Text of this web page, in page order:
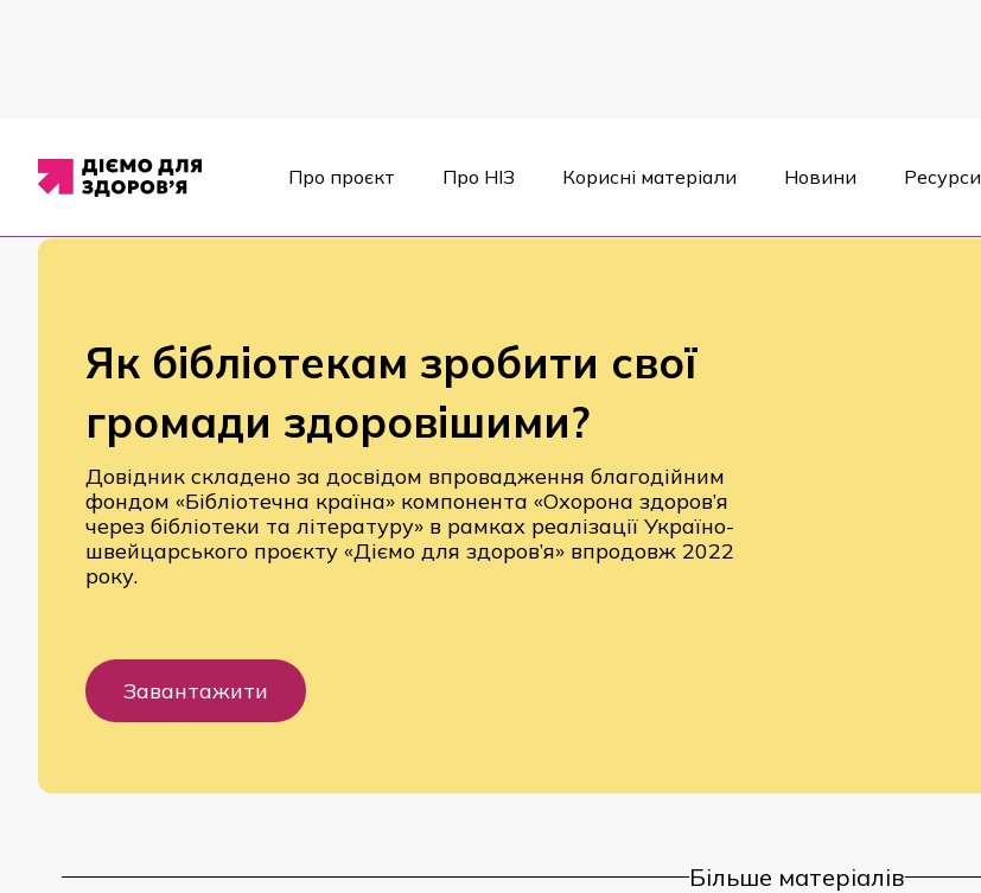
Про проєкт Про НІЗ Корисні матеріали Новини Ресурси
Матеріали / Навчальні матеріали
Як бібліотекам зробити свої
громади здоровішими?
Довідник складено за досвідом впровадження благодійним
фондом «Бібліотечна країна» компонента «Охорона здоров’я
через бібліотеки та літературу» в рамках реалізації Україно-
швейцарського проєкту «Діємо для здоров’я» впродовж 2022
року.
Завантажити
Більше матеріалів